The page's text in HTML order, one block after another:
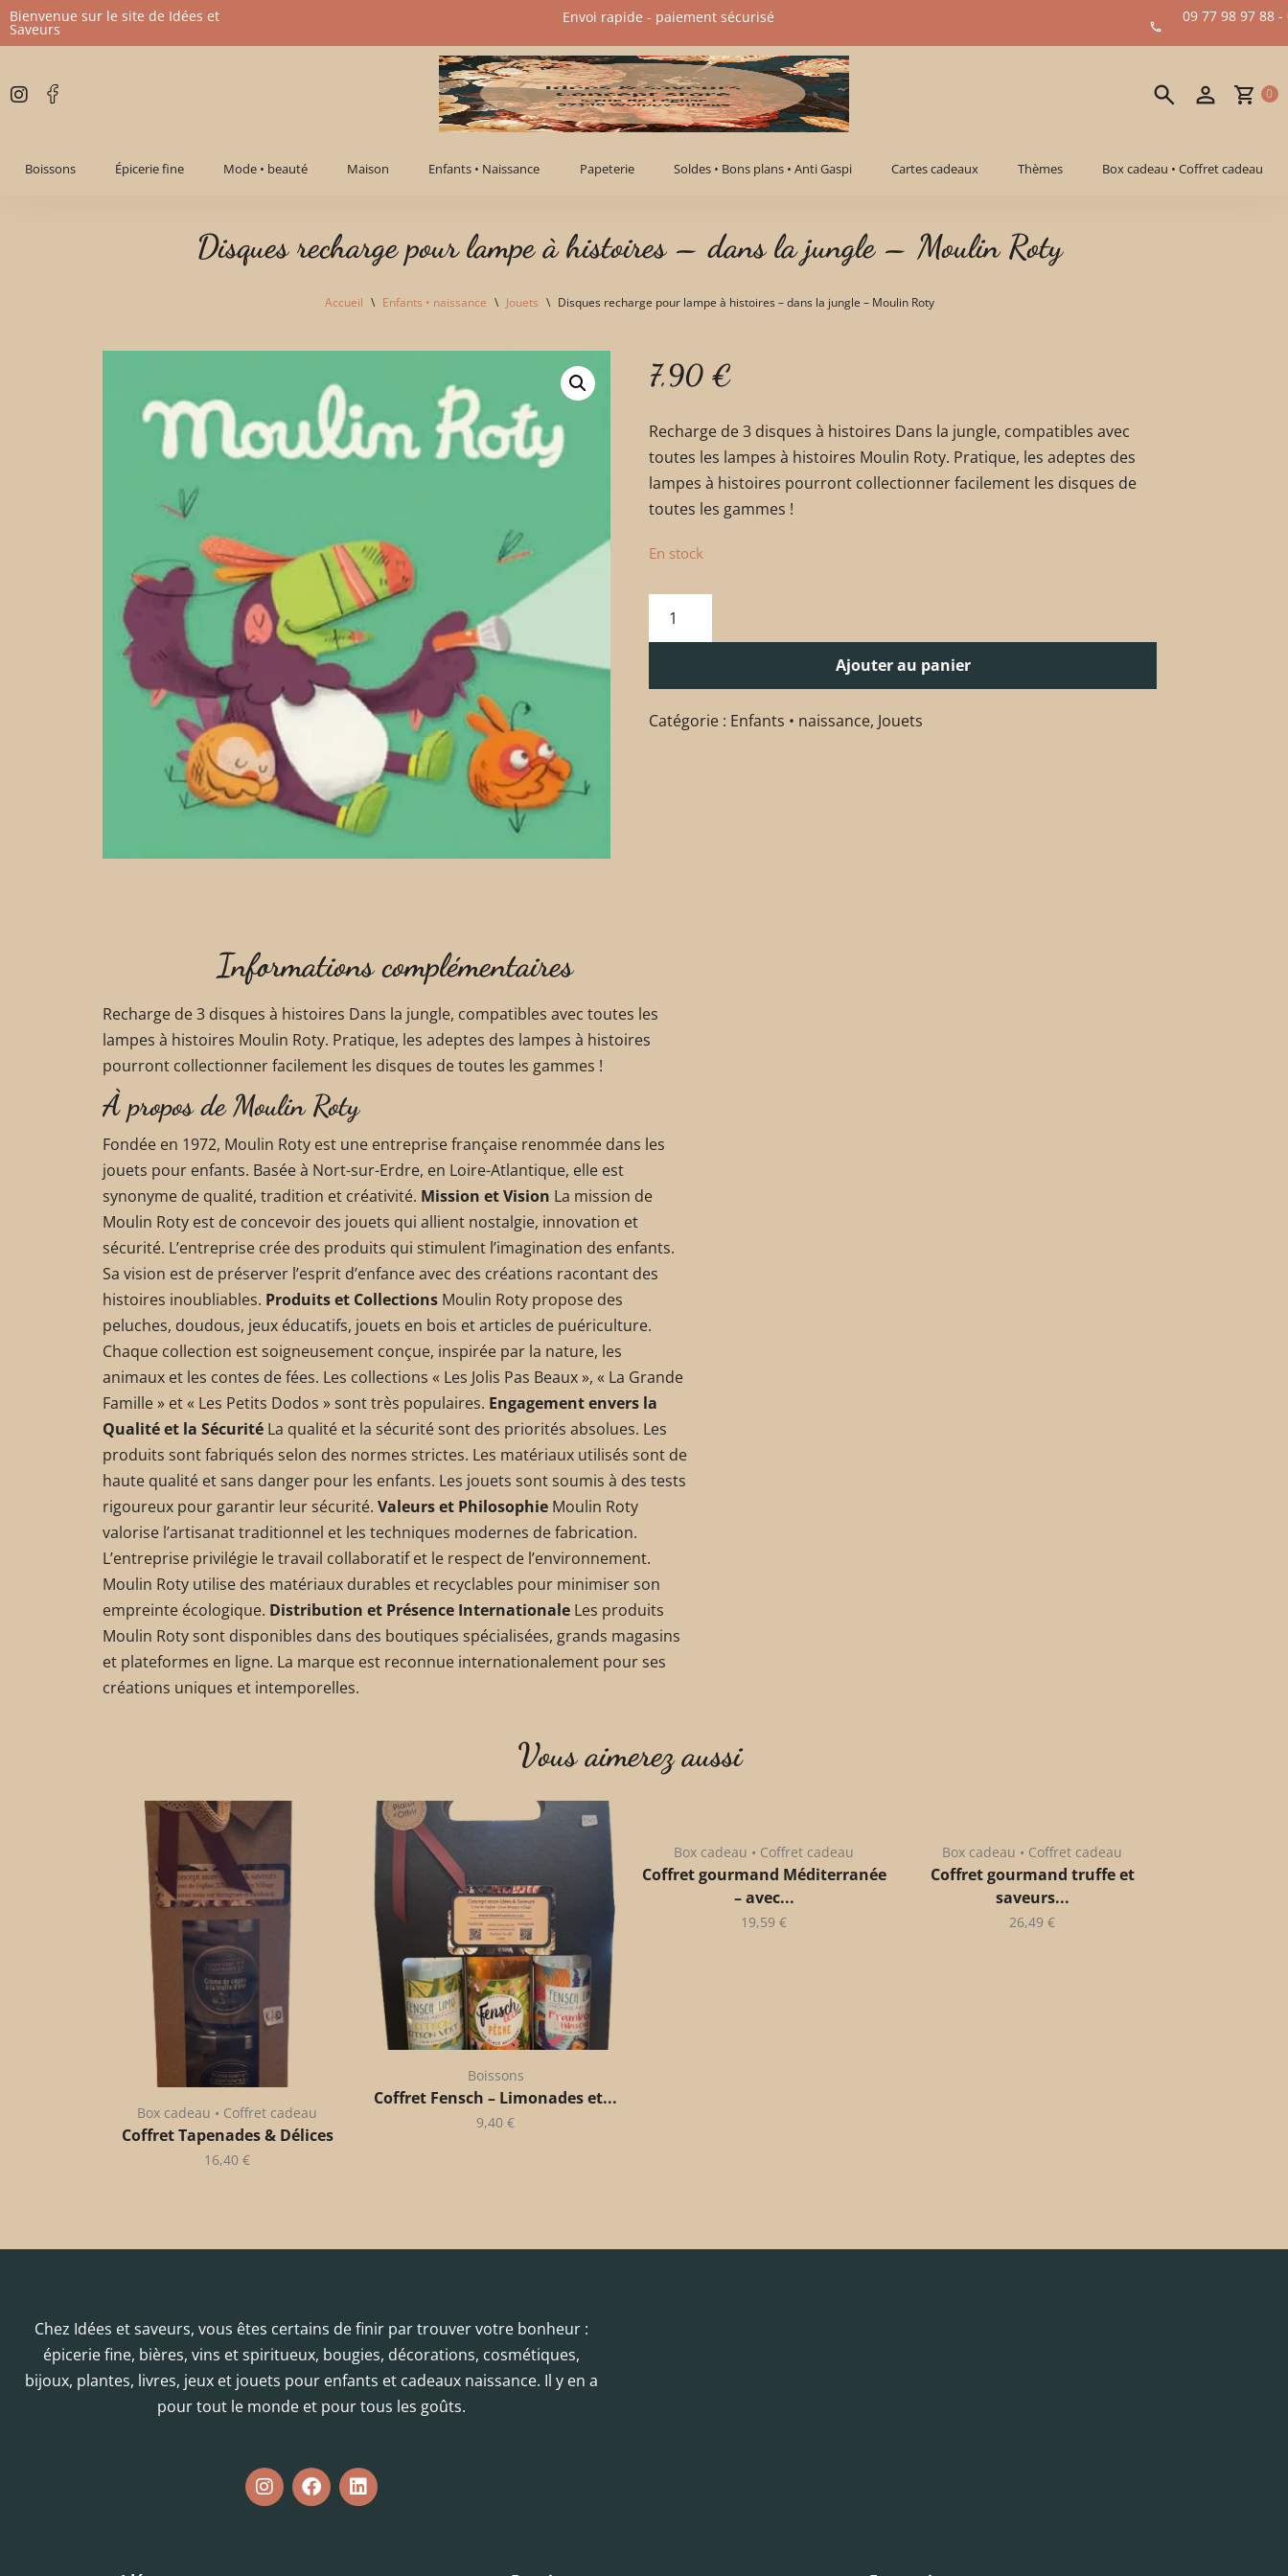
Aller
contenu
Bienvenue sur le site de Idées et
Saveurs
09 77 98 97 88 -
Envoi rapide - paiement sécurisé​
0
Boissons Épicerie fine Mode • beauté Maison Enfants • Naissance Papeterie Soldes • Bons plans • Anti Gaspi Cartes cadeaux Thèmes Box cadeau • Coffret cadeau
Disques recharge pour lampe à histoires – dans la jungle – Moulin Roty
Accueil \ Enfants • naissance \ Jouets \ Disques recharge pour lampe à histoires – dans la jungle – Moulin Roty
7,90 €
Recharge de 3 disques à histoires Dans la jungle, compatibles avec
toutes les lampes à histoires Moulin Roty. Pratique, les adeptes des
lampes à histoires pourront collectionner facilement les disques de
toutes les gammes !
En stock
Ajouter au panier
Catégorie : Enfants • naissance, Jouets
Informations complémentaires
Recharge de 3 disques à histoires Dans la jungle, compatibles avec toutes les
lampes à histoires Moulin Roty. Pratique, les adeptes des lampes à histoires
pourront collectionner facilement les disques de toutes les gammes !
À propos de Moulin Roty
Fondée en 1972, Moulin Roty est une entreprise française renommée dans les
jouets pour enfants. Basée à Nort-sur-Erdre, en Loire-Atlantique, elle est
synonyme de qualité, tradition et créativité. Mission et Vision La mission de
Moulin Roty est de concevoir des jouets qui allient nostalgie, innovation et
sécurité. L’entreprise crée des produits qui stimulent l’imagination des enfants.
Sa vision est de préserver l’esprit d’enfance avec des créations racontant des
histoires inoubliables. Produits et Collections Moulin Roty propose des
peluches, doudous, jeux éducatifs, jouets en bois et articles de puériculture.
Chaque collection est soigneusement conçue, inspirée par la nature, les
animaux et les contes de fées. Les collections « Les Jolis Pas Beaux », « La Grande
Famille » et « Les Petits Dodos » sont très populaires. Engagement envers la
Qualité et la Sécurité La qualité et la sécurité sont des priorités absolues. Les
produits sont fabriqués selon des normes strictes. Les matériaux utilisés sont de
haute qualité et sans danger pour les enfants. Les jouets sont soumis à des tests
rigoureux pour garantir leur sécurité. Valeurs et Philosophie Moulin Roty
valorise l’artisanat traditionnel et les techniques modernes de fabrication.
L’entreprise privilégie le travail collaboratif et le respect de l’environnement.
Moulin Roty utilise des matériaux durables et recyclables pour minimiser son
empreinte écologique. Distribution et Présence Internationale Les produits
Moulin Roty sont disponibles dans des boutiques spécialisées, grands magasins
et plateformes en ligne. La marque est reconnue internationalement pour ses
créations uniques et intemporelles.
Vous aimerez aussi
Box cadeau • Coffret cadeau
Coffret Tapenades & Délices
16,40 €
Boissons
Coffret Fensch – Limonades et...
9,40 €
Box cadeau • Coffret cadeau
Coffret gourmand Méditerranée
– avec...
19,59 €
Box cadeau • Coffret cadeau
Coffret gourmand truffe et
saveurs...
26,49 €
Chez Idées et saveurs, vous êtes certains de finir par trouver votre bonheur :
épicerie fine, bières, vins et spiritueux, bougies, décorations, cosmétiques,
bijoux, plantes, livres, jeux et jouets pour enfants et cadeaux naissance. Il y en a
pour tout le monde et pour tous les goûts.